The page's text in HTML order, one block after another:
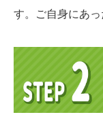
す。ご自身にあ